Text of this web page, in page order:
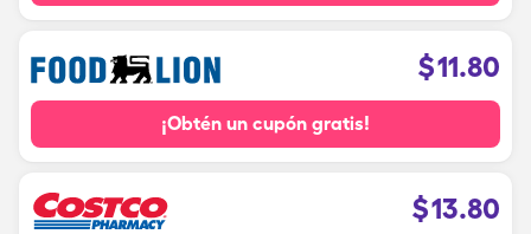
$11.80
¡Obtén un cupón gratis!
$13.80